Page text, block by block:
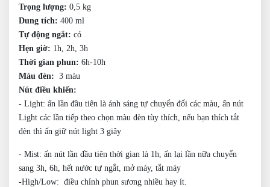
Trọng lượng: 0,5 kg
Dung tích: 400 ml
Tự động ngắt: có
Hẹn giờ: 1h, 2h, 3h
Thời gian phun: 6h-10h
Màu đèn: 3 màu
Nút điều khiển:
- Light: ấn lần đầu tiên là ánh sáng tự chuyển đổi các màu, ấn nút
Light các lần tiếp theo chọn màu đèn tùy thích, nếu bạn thích tắt
đèn thì ấn giữ nút light 3 giây
- Mist: ấn nút lần đầu tiên thời gian là 1h, ấn lại lần nữa chuyển
sang 3h, 6h, hết nước tự ngắt, mở máy, tắt máy
-High/Low: điều chỉnh phun sương nhiều hay ít.